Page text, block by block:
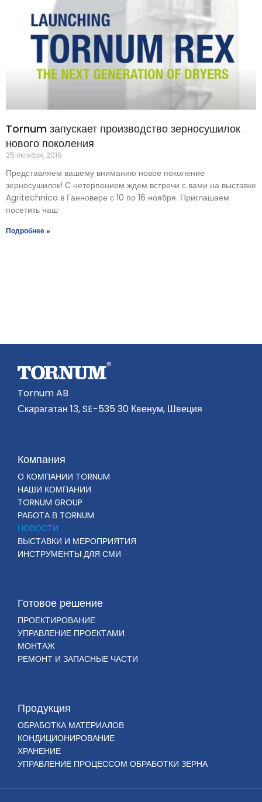
Tornum запускает производство зерносушилок
нового поколения
25 октября, 2019
Представляем вашему вниманию новое поколение
зерносушилок! С нетерпением ждем встречи с вами на выставке
Agritechnica в Ганновере с 10 по 16 ноября. Приглашаем
посетить наш
Подробнее »
Tornum AB
Скарагатан 13, SE-535 30 Квенум, Швеция
Компания
О КОМПАНИИ TORNUM
НАШИ КОМПАНИИ
TORNUM GROUP
РАБОТА В TORNUM
НОВОСТИ
ВЫСТАВКИ И МЕРОПРИЯТИЯ
ИНСТРУМЕНТЫ ДЛЯ СМИ
Готовое решение
ПРОЕКТИРОВАНИЕ
УПРАВЛЕНИЕ ПРОЕКТАМИ
МОНТАЖ
РЕМОНТ И ЗАПАСНЫЕ ЧАСТИ
Продукция
ОБРАБОТКА МАТЕРИАЛОВ
КОНДИЦИОНИРОВАНИЕ
ХРАНЕНИЕ
УПРАВЛЕНИЕ ПРОЦЕССОМ ОБРАБОТКИ ЗЕРНА